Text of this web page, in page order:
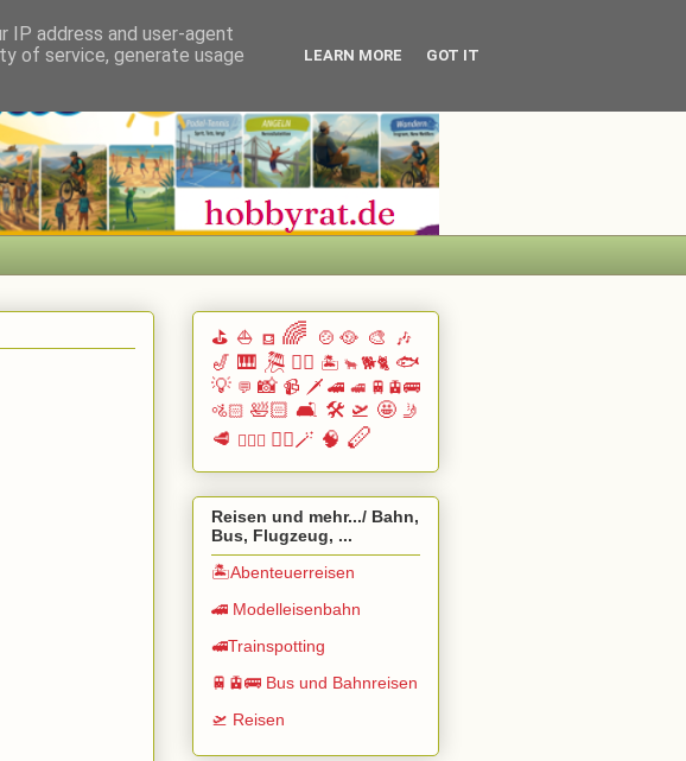
⛳ ⛵ ⛾ 🌈 🍲🥘 🎨 🎶
🎷 🎹 🎘 🏄🏽 🏝️ 🐂 🐕🐈 🐟
💡 💬 📸 📹 🗡️ 🚄 🚅 🚆🚊🚌
🚵🏻 🛀🏻 🛋️ 🛠️ 🛫 🤩 🤳
🥩 🧗🏻‍♀️ 🧙‍♂️🪄 🧠 🪈
Reisen und mehr.../ Bahn,
Bus, Flugzeug, ...
🏝️Abenteuerreisen
🚄 Modelleisenbahn
🚅Trainspotting
🚆🚊🚌 Bus und Bahnreisen
🛫 Reisen
IP address and user-agent
of service, generate usage
LEARN MORE GOT IT